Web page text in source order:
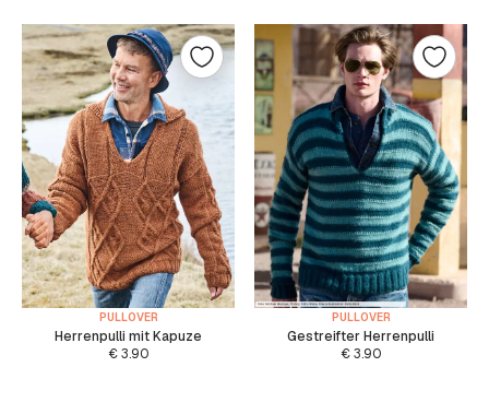
PULLOVER
Herrenpulli mit Kapuze
€3.90
PULLOVER
Gestreifter Herrenpulli
€3.90